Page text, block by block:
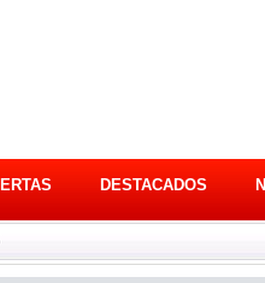
DESTACADOS